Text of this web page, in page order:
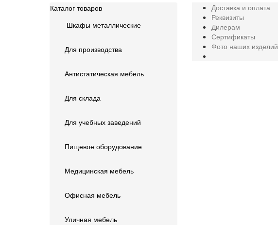
Доставка и оплата
Реквизиты
Дилерам
Сертификаты
Фото наших изделий
Каталог товаров
Шкафы металлические
Для производства
Антистатическая мебель
Для склада
Для учебных заведений
Пищевое оборудование
Медицинская мебель
Офисная мебель
Уличная мебель